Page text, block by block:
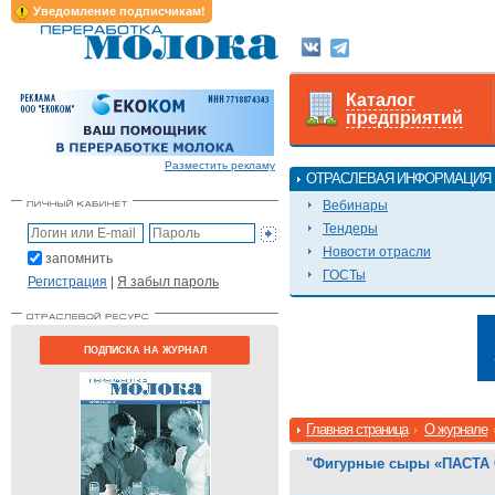
Уведомление подписчикам!
Разместить рекламу
запомнить
Регистрация | Я забыл пароль
ПОДПИСКА НА ЖУРНАЛ
Каталог
предприятий
ОТРАСЛЕВАЯ ИНФОРМАЦИЯ
Вебинары
Тендеры
Новости отрасли
ГОСТы
Главная страница О журнале
"Фигурные сыры «ПАСТА